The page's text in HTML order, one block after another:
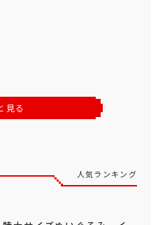
見る
人気ランキング